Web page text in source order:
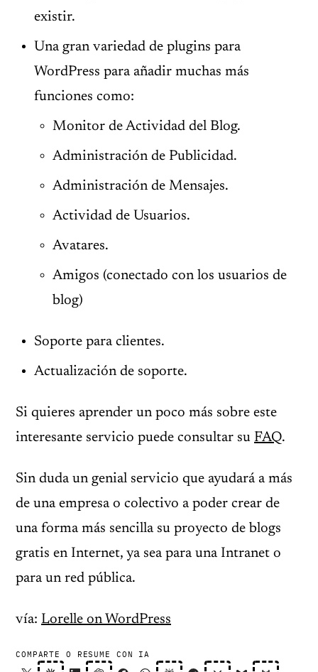
existir.
Una gran variedad de plugins para
WordPress para añadir muchas más
funciones como:
Monitor de Actividad del Blog.
Administración de Publicidad.
Administración de Mensajes.
Actividad de Usuarios.
Avatares.
Amigos (conectado con los usuarios de
blog)
Soporte para clientes.
Actualización de soporte.
Si quieres aprender un poco más sobre este
interesante servicio puede consultar su FAQ.
Sin duda un genial servicio que ayudará a más
de una empresa o colectivo a poder crear de
una forma más sencilla su proyecto de blogs
gratis en Internet, ya sea para una Intranet o
para un red pública.
vía: Lorelle on WordPress
COMPARTE O RESUME CON IA